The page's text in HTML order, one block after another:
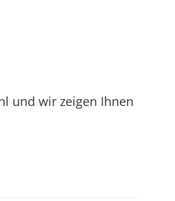
und wir zeigen Ihnen